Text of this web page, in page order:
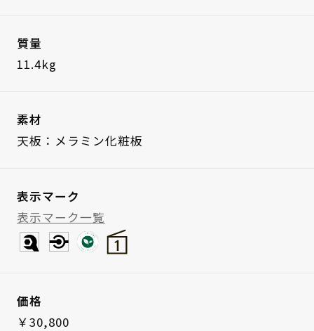
質量
11.4kg
素材
天板：メラミン化粧板
表示マーク
表示マーク一覧
価格
￥30,800